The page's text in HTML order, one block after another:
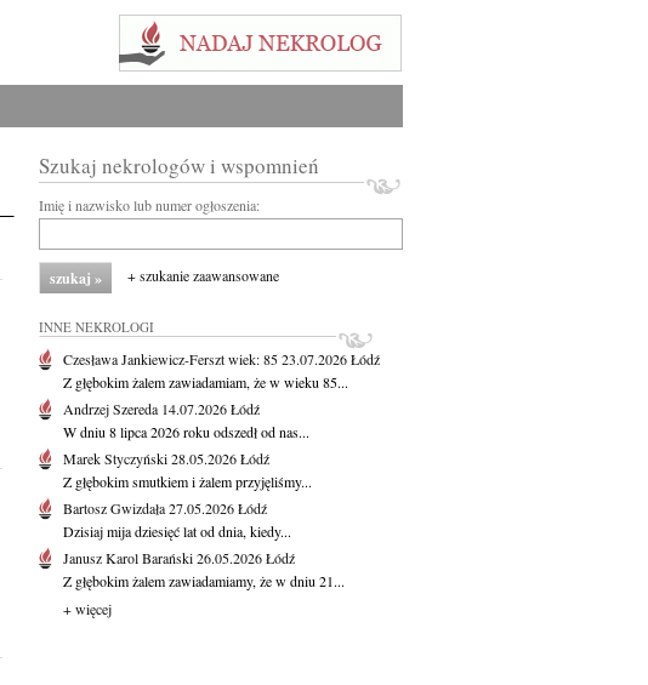
Szukaj nekrologów i wspomnień
Imię i nazwisko lub numer ogłoszenia:
+ szukanie zaawansowane
INNE NEKROLOGI
Czesława Jankiewicz-Fersztwiek: 8523.07.2026Łódź
Z głębokim żalem zawiadamiam, że w wieku 85...
Andrzej Szereda 14.07.2026Łódź
W dniu 8 lipca 2026 roku odszedł od nas...
Marek Styczyński28.05.2026Łódź
Z głębokim smutkiem i żalem przyjęliśmy...
Bartosz Gwizdała27.05.2026Łódź
Dzisiaj mija dziesięć lat od dnia, kiedy...
Janusz Karol Barański26.05.2026Łódź
Z głębokim żalem zawiadamiamy, że w dniu 21...
+ więcej